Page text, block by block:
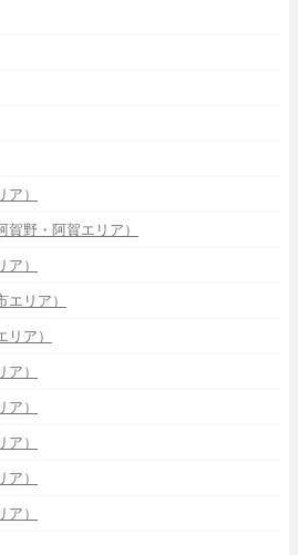
）
野・阿賀エリア）
）
リア）
ア）
）
）
）
）
）